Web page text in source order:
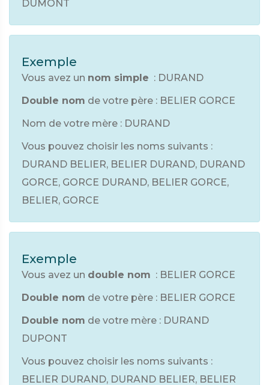
DUMONT
Exemple
Vous avez un nom simple : DURAND
Double nom de votre père : BELIER GORCE
Nom de votre mère : DURAND
Vous pouvez choisir les noms suivants :
DURAND BELIER, BELIER DURAND, DURAND
GORCE, GORCE DURAND, BELIER GORCE,
BELIER, GORCE
Exemple
Vous avez un double nom : BELIER GORCE
Double nom de votre père : BELIER GORCE
Double nom de votre mère : DURAND
DUPONT
Vous pouvez choisir les noms suivants :
BELIER DURAND, DURAND BELIER, BELIER